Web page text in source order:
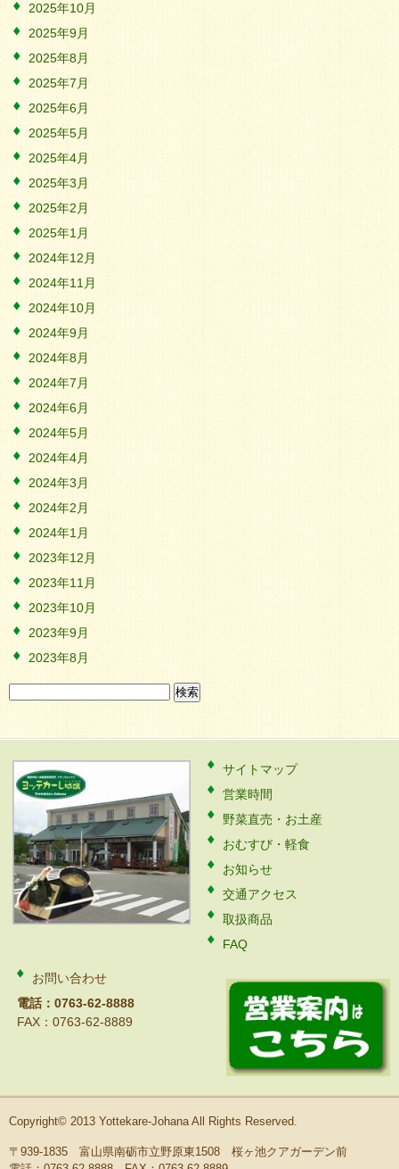
2025年10月
2025年9月
2025年8月
2025年7月
2025年6月
2025年5月
2025年4月
2025年3月
2025年2月
2025年1月
2024年12月
2024年11月
2024年10月
2024年9月
2024年8月
2024年7月
2024年6月
2024年5月
2024年4月
2024年3月
2024年2月
2024年1月
2023年12月
2023年11月
2023年10月
2023年9月
2023年8月
索:
サイトマップ
営業時間
野菜直売・お土産
おむすび・軽食
お知らせ
交通アクセス
取扱商品
FAQ
お問い合わせ
電話：0763-62-8888
FAX：0763-62-8889
Copyright© 2013 Yottekare-Johana All Rights Reserved.
〒939-1835 富山県南砺市立野原東1508 桜ヶ池クアガーデン前